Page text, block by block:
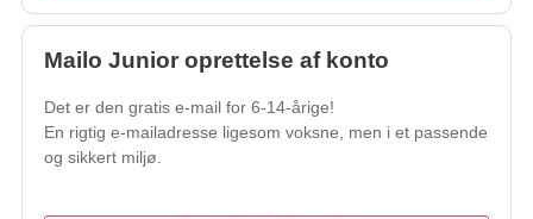
Mailo Junior oprettelse af konto
Det er den gratis e-mail for 6-14-årige!
En rigtig e-mailadresse ligesom voksne, men i et passende
og sikkert miljø.